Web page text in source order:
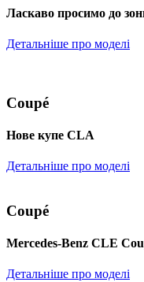
Ласкаво просимо до
Детальніше про моделі
Coupé
Нове купе CLA
Детальніше про моделі
Coupé
Mercedes-Benz CLE
Детальніше про моделі